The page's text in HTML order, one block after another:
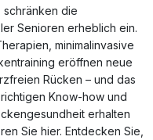
schränken die
Senioren erheblich ein.
minimalinvasive
eröffnen neue
Rücken – und das
Know-how und
erhalten
Sie hier. Entdecken Sie,